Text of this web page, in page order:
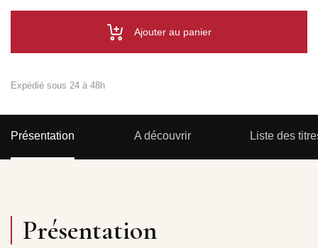
Ajouter au panier
Expédié sous 24 à 48h
Présentation A découvrir Liste des
Présentation